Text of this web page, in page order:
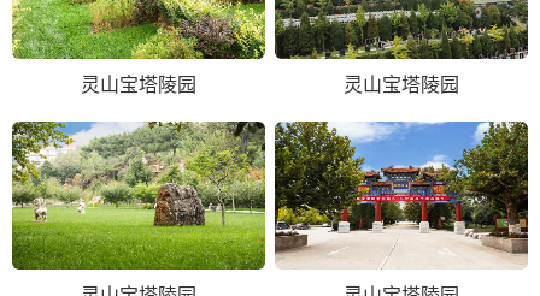
灵山宝塔陵园 灵山宝塔陵园